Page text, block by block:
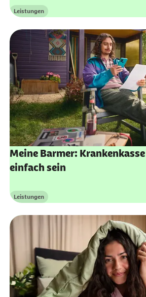
Kategorie
Leistungen
Meine Barmer:
einfach sein
Kategorie
Leistungen